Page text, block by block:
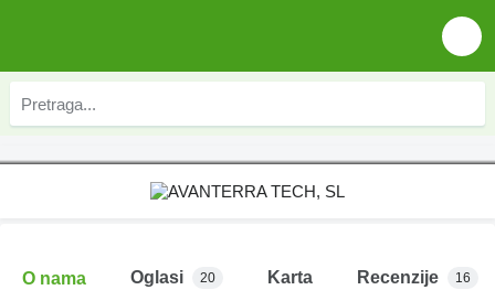
O nama Oglasi 20 Karta Recenzije 16